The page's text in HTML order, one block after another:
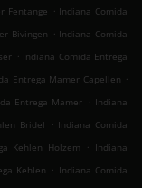
Fentange . Indiana Comida
Bivingen . Indiana Comida
. Indiana Comida Entrega
Entrega Mamer Capellen .
Entrega Mamer . Indiana
Bridel . Indiana Comida
Kehlen Holzem . Indiana
Kehlen . Indiana Comida